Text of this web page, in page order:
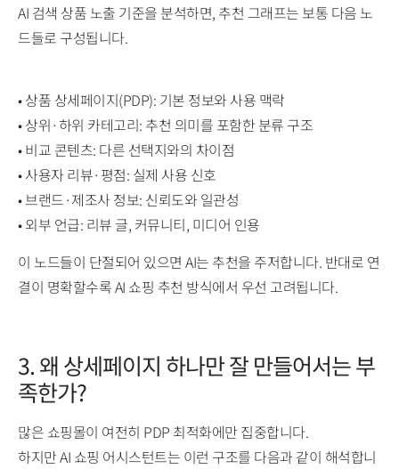
AI 검색 상품 노출 기준을 분석하면, 추천 그래프는 보통 다음 노
드들로 구성됩니다.
• 상품 상세페이지(PDP): 기본 정보와 사용 맥락
• 상위·하위 카테고리: 추천 의미를 포함한 분류 구조
• 비교 콘텐츠: 다른 선택지와의 차이점
• 사용자 리뷰·평점: 실제 사용 신호
• 브랜드·제조사 정보: 신뢰도와 일관성
• 외부 언급: 리뷰 글, 커뮤니티, 미디어 인용
이 노드들이 단절되어 있으면 AI는 추천을 주저합니다. 반대로 연
결이 명확할수록 AI 쇼핑 추천 방식에서 우선 고려됩니다.
3. 왜 상세페이지 하나만 잘 만들어서는 부
족한가?
많은 쇼핑몰이 여전히 PDP 최적화에만 집중합니다.
하지만 AI 쇼핑 어시스턴트는 이런 구조를 다음과 같이 해석합니